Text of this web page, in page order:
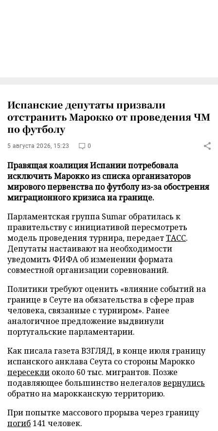
Испанские депутаты призвали
отстранить Марокко от проведения ЧМ
по футболу
5 августа 2026, 15:23 0
Правящая коалиция Испании потребовала
исключить Марокко из списка организаторов
мирового первенства по футболу из-за обострения
миграционного кризиса на границе.
Парламентская группа Sumar обратилась к
правительству с инициативой пересмотреть
модель проведения турнира, передаетТАСС.
Депутаты настаивают на необходимости
уведомить ФИФА об изменении формата
совместной организации соревнований.
Политики требуют оценить «влияние событий на
границе в Сеуте на обязательства в сфере прав
человека, связанные с турниром». Ранее
аналогичное предложение выдвинули
португальские парламентарии.
Как писала газета ВЗГЛЯД, в конце июля границу
испанского анклава Сеута со стороны Марокко
пересекли около 60 тыс. мигрантов. Позже
подавляющее большинство нелегалов вернулись
обратно на марокканскую территорию.
При попытке массового прорыва через границу
погиб 141 человек.